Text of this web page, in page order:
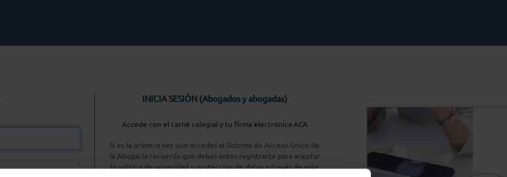
INICIA SESIÓN (Abogados y abogadas)
Accede con el carné colegial y tu firma electrónica ACA
Si es la primera vez que accedes al Sistema de Acceso Único de
la Abogacía recuerda que debes antes registrarte para aceptar
la política de privacidad y protección de datos a través de este